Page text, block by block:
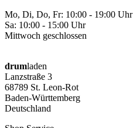
Mo, Di, Do, Fr: 10:00 - 19:00 Uhr
Sa: 10:00 - 15:00 Uhr
Mittwoch geschlossen
drumladen
Lanzstraße 3
68789 St. Leon-Rot
Baden-Württemberg
Deutschland